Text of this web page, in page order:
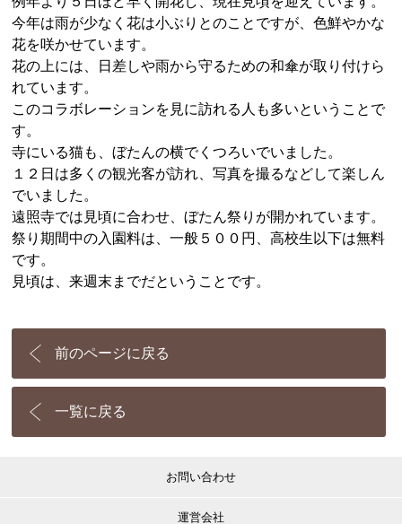
今年は雨が少なく花は小ぶりとのことですが、色鮮やかな
花を咲かせています。
花の上には、日差しや雨から守るための和傘が取り付けら
れています。
このコラボレーションを見に訪れる人も多いということで
す。
寺にいる猫も、ぼたんの横でくつろいでいました。
１２日は多くの観光客が訪れ、写真を撮るなどして楽しん
でいました。
遠照寺では見頃に合わせ、ぼたん祭りが開かれています。
祭り期間中の入園料は、一般５００円、高校生以下は無料
です。
見頃は、来週末までだということです。
前のページに戻る
一覧に戻る
お問い合わせ
運営会社